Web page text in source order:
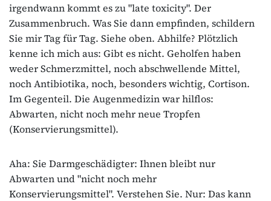
irgendwann kommt es zu "late toxicity". Der
Zusammenbruch. Was Sie dann empfinden, schildern
Sie mir Tag für Tag. Siehe oben. Abhilfe? Plötzlich
kenne ich mich aus: Gibt es nicht. Geholfen haben
weder Schmerzmittel, noch abschwellende Mittel,
noch Antibiotika, noch, besonders wichtig, Cortison.
Im Gegenteil. Die Augenmedizin war hilflos:
Abwarten, nicht noch mehr neue Tropfen
(Konservierungsmittel).
Aha: Sie Darmgeschädigter: Ihnen bleibt nur
Abwarten und "nicht noch mehr
Konservierungsmittel". Verstehen Sie. Nur: Das kann